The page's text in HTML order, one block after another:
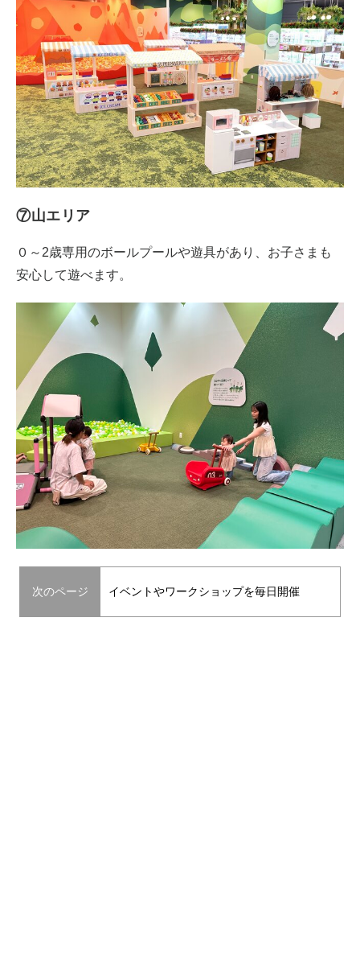
⑦山エリア
０～2歳専用のボールプールや遊具があり、お子さまも
安心して遊べます。
次のページ イベントやワークショップを毎日開催